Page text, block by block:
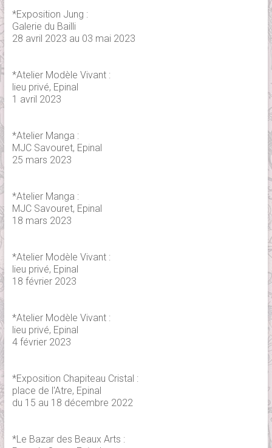
*Exposition Jung :
Galerie du Bailli
28 avril 2023 au 03 mai 2023
*Atelier Modèle Vivant :
lieu privé, Epinal
1 avril 2023
*Atelier Manga :
MJC Savouret, Epinal
25 mars 2023
*Atelier Manga :
MJC Savouret, Epinal
18 mars 2023
*Atelier Modèle Vivant :
lieu privé, Epinal
18 février 2023
*Atelier Modèle Vivant :
lieu privé, Epinal
4 février 2023
*Exposition Chapiteau Cristal :
place de l'Atre, Epinal
du 15 au 18 décembre 2022
*Le Bazar des Beaux Arts :